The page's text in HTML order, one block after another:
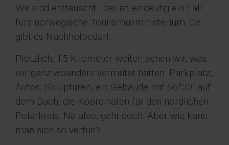
Wir sind enttäuscht. Das ist eindeutig ein Fall
fürs norwegische Tourismusministerium. Da
gibt es Nachholbedarf.
Plötzlich, 15 Kilometer weiter, sehen wir, was
wir ganz woanders vermutet hatten. Parkplatz,
Autos, Skulpturen, ein Gebäude mit 66°33' auf
dem Dach, die Koordinaten für den nördlichen
Polarkreis. Na also, geht doch. Aber wie kann
man sich so vertun?